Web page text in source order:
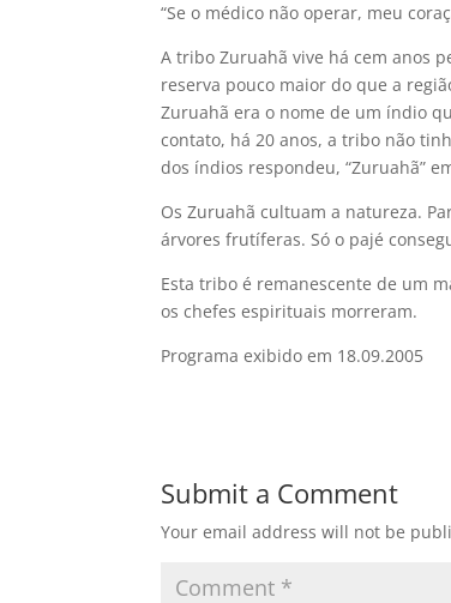
“Se o médico não operar, meu
A tribo Zuruahã vive há cem anos
reserva pouco maior do que a
Zuruahã era o nome de um índio
contato, há 20 anos, a tribo não
dos índios respondeu, “Zuruahã”
Os Zuruahã cultuam a natureza.
árvores frutíferas. Só o pajé
Esta tribo é remanescente de um
os chefes espirituais morreram.
Programa exibido em 18.09.2005
Submit a Comment
Your email address will not be